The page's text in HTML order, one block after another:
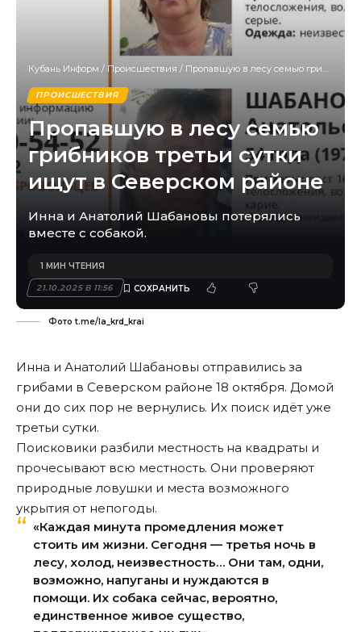
Кубань Информ / Происшествия / Пропавшую в лесу семью грибников третьи сутки ищут в Северском районе
ПРОИСШЕСТВИЯ
Пропавшую в лесу семью
грибников третьи сутки
ищут в Северском районе
Инна и Анатолий Шабановы потерялись
вместе с собакой.
21.10.2025 В 11:56
1 МИН ЧТЕНИЯ
Фото t.me/la_krd_krai
Инна и Анатолий Шабановы отправились за
грибами в Северском районе 18 октября. Домой
они до сих пор не вернулись. Их поиск идёт уже
третьи сутки.
Поисковики разбили местность на квадраты и
прочесывают всю местность. Они проверяют
природные ловушки и места возможного
укрытия от непогоды.
«Каждая минута промедления может
стоить им жизни. Сегодня — третья ночь в
лесу, холод, неизвестность… Они там, одни,
возможно, напуганы и нуждаются в
помощи. Их собака сейчас, вероятно,
единственное живое существо,